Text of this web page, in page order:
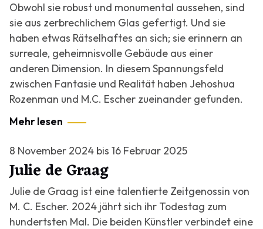
Obwohl sie robust und monumental aussehen, sind
sie aus zerbrechlichem Glas gefertigt. Und sie
haben etwas Rätselhaftes an sich; sie erinnern an
surreale, geheimnisvolle Gebäude aus einer
anderen Dimension. In diesem Spannungsfeld
zwischen Fantasie und Realität haben Jehoshua
Rozenman und M.C. Escher zueinander gefunden.
Mehr lesen
8 November 2024 bis 16 Februar 2025
Julie de Graag
Julie de Graag ist eine talentierte Zeitgenossin von
M. C. Escher. 2024 jährt sich ihr Todestag zum
hundertsten Mal. Die beiden Künstler verbindet eine